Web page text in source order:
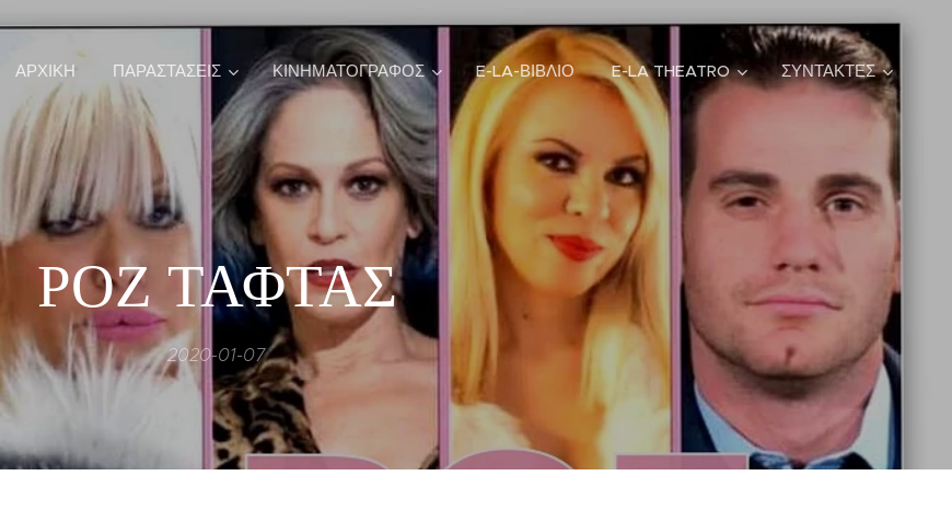
ΑΡΧΙΚΉ ΠΑΡΑΣΤΑΣΕΙΣ ΚΙΝΗΜΑΤΟΓΡΑΦΟΣ E-LA-ΒΙΒΛΙΟ E-LA THEATRO ΣΥΝΤΑΚΤΕΣ
ΡΟΖ ΤΑΦΤΑΣ
2020-01-07